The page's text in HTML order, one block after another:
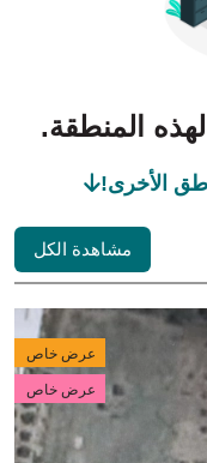
المنطقة.
الأخرى!
مشاهدة الكل
عرض خاص
عرض خاص